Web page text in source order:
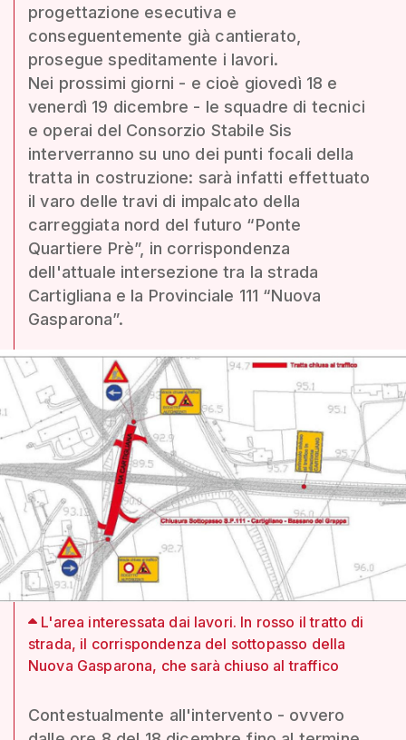
progettazione esecutiva e
conseguentemente già cantierato,
prosegue speditamente i lavori.
Nei prossimi giorni - e cioè giovedì 18 e
venerdì 19 dicembre - le squadre di tecnici
e operai del Consorzio Stabile Sis
interverranno su uno dei punti focali della
tratta in costruzione: sarà infatti effettuato
il varo delle travi di impalcato della
carreggiata nord del futuro “Ponte
Quartiere Prè”, in corrispondenza
dell'attuale intersezione tra la strada
Cartigliana e la Provinciale 111 “Nuova
Gasparona”.
L'area interessata dai lavori. In rosso il tratto di
strada, il corrispondenza del sottopasso della
Nuova Gasparona, che sarà chiuso al traffico
Contestualmente all'intervento - ovvero